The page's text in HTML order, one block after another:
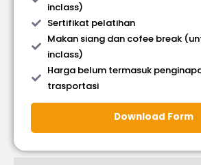
inclass)
Sertifikat pelatihan
Makan siang dan cofee break
inclass)
Harga belum termasuk
trasportasi
Download Form